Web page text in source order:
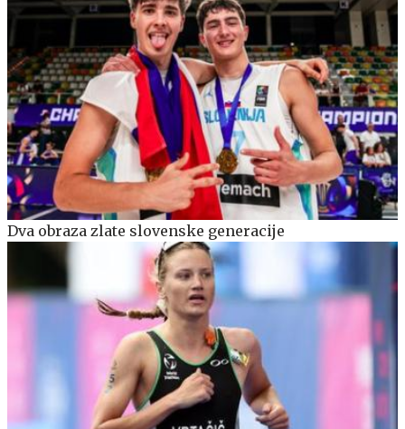
Dva obraza zlate slovenske generacije